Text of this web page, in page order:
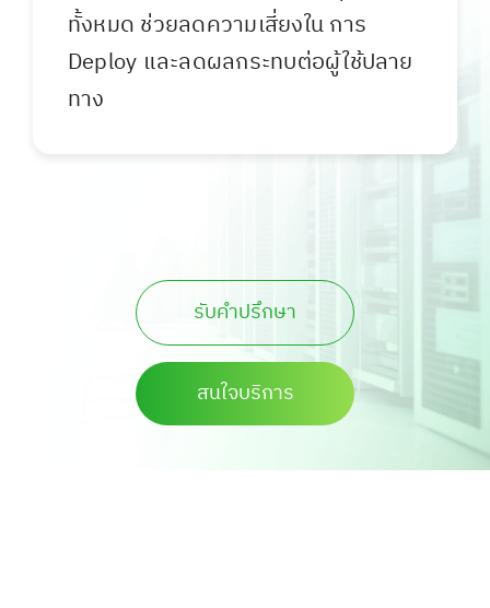
ทั้งหมด ช่วยลดความเสี่ยงใน การ
Deploy และลดผลกระทบต่อผู้ใช้ปลาย
ทาง
รับคำปรึกษา
สนใจบริการ